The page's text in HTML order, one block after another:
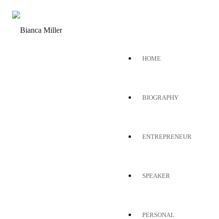
HOME
BIOGRAPHY
ENTREPRENEUR
SPEAKER
PERSONAL